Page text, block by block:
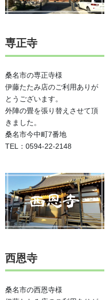
専正寺
桑名市の専正寺様
伊藤たたみ店のご利用ありが
とうございます。
外陣の畳を張り替えさせて頂
きました。
桑名市今中町7番地
TEL：0594-22-2148
西恩寺
桑名市の西恩寺様